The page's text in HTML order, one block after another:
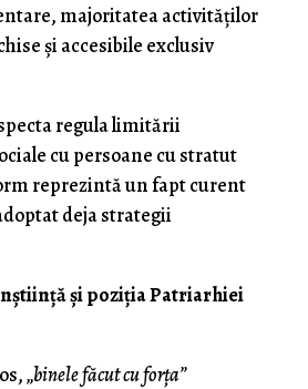
majoritatea activităţilor
şi accesibile exclusiv
regula limitării
cu persoane cu stratut
reprezintă un fapt curent
deja strategii
şi poziţia Patriarhiei
„binele făcut cu forţa”